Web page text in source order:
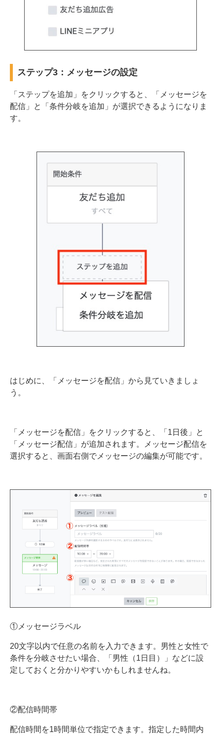
ステップ3：メッセージの設定
「ステップを追加」をクリックすると、「メッセージを
配信」と「条件分岐を追加」が選択できるようになりま
す。
はじめに、「メッセージを配信」から見ていきましょ
う。
「メッセージを配信」をクリックすると、「1日後」と
「メッセージ配信」が追加されます。メッセージ配信を
選択すると、画面右側でメッセージの編集が可能です。
①メッセージラベル
20文字以内で任意の名前を入力できます。男性と女性で
条件を分岐させたい場合、「男性（1日目）」などに設
定しておくと分かりやすいかもしれませんね。
②配信時間帯
配信時間を1時間単位で指定できます。指定した時間内